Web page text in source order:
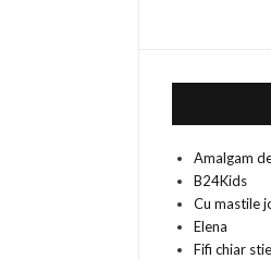
Amalgam
B24Kids
Cu mastile
Elena
Fifi chiar